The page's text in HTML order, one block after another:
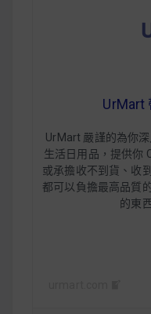
UrMart
UrMart 嚴謹的為你
生活日用品，提供你
或承擔收不到貨、收
都可以負擔最高品質
的東